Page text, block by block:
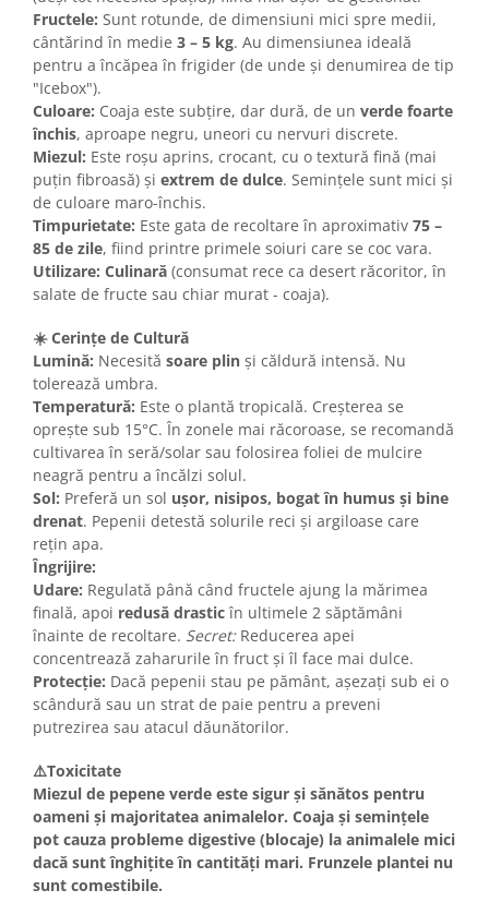
Fructele: Sunt rotunde, de dimensiuni mici spre medii,
cântărind în medie 3 – 5 kg. Au dimensiunea ideală
pentru a încăpea în frigider (de unde și denumirea de tip
"Icebox").
Culoare: Coaja este subțire, dar dură, de un verde foarte
închis, aproape negru, uneori cu nervuri discrete.
Miezul: Este roșu aprins, crocant, cu o textură fină (mai
puțin fibroasă) și extrem de dulce. Semințele sunt mici și
de culoare maro-închis.
Timpurietate: Este gata de recoltare în aproximativ 75 –
85 de zile, fiind printre primele soiuri care se coc vara.
Utilizare: Culinară (consumat rece ca desert răcoritor, în
salate de fructe sau chiar murat - coaja).
☀️ Cerințe de Cultură
Lumină: Necesită soare plin și căldură intensă. Nu
tolerează umbra.
Temperatură: Este o plantă tropicală. Creșterea se
oprește sub 15°C. În zonele mai răcoroase, se recomandă
cultivarea în seră/solar sau folosirea foliei de mulcire
neagră pentru a încălzi solul.
Sol: Preferă un sol ușor, nisipos, bogat în humus și bine
drenat. Pepenii detestă solurile reci și argiloase care
rețin apa.
Îngrijire:
Udare: Regulată până când fructele ajung la mărimea
finală, apoi redusă drasticîn ultimele 2 săptămâni
înainte de recoltare. Secret:Reducerea apei
concentrează zaharurile în fruct și îl face mai dulce.
Protecție: Dacă pepenii stau pe pământ, așezați sub ei o
scândură sau un strat de paie pentru a preveni
putrezirea sau atacul dăunătorilor.
⚠️Toxicitate
Miezul de pepene verde este sigur și sănătos pentru
oameni și majoritatea animalelor. Coaja și semințele
pot cauza probleme digestive (blocaje) la animalele mici
dacă sunt înghițite în cantități mari. Frunzele plantei nu
sunt comestibile.